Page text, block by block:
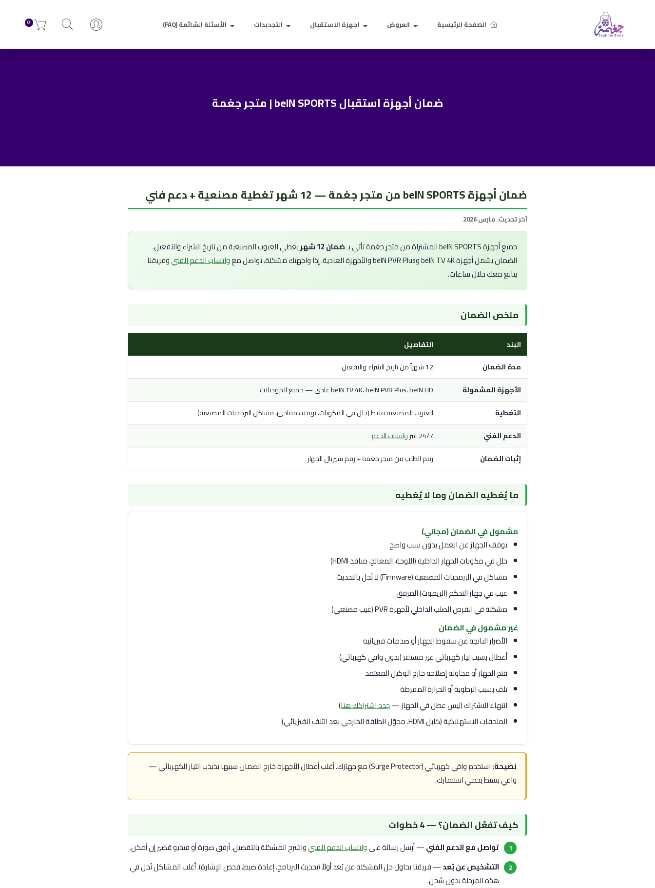
الصفحة الرئيسية العروض اجهزة الاستقبال التجديدات الأسئلة الشائعة (FAQ) 0
ضمان أجهزة استقبال beIN SPORTS | متجر جغمة
ضمان أجهزة beIN SPORTS من متجر جغمة — 12 شهر تغطية مصنعية + دعم فني
آخر تحديث: مارس 2026
جميع أجهزة beIN SPORTS المشتراة من متجر جغمة تأتي بـ ضمان 12 شهر
يغطي العيوب المصنعية من تاريخ الشراء والتفعيل.
الضمان يشمل أجهزة beIN TV 4K وbeIN PVR Plus والأجهزة العادية. إذا واجهتك مشكلة، تواصل مع
واتساب الدعم الفنيوفريقنا
يتابع معك خلال ساعات.
ملخص الضمان
البند
التفاصيل
مدة الضمان
12 شهراً من تاريخ الشراء والتفعيل
الأجهزة المشمولة
beIN TV 4K، beIN PVR Plus، beIN HD عادي — جميع الموديلات
التغطية
العيوب المصنعية فقط (خلل في المكونات، توقف مفاجئ، مشاكل البرمجيات المصنعية)
الدعم الفني
24/7 عبر
واتساب الدعم
إثبات الضمان
رقم الطلب من متجر جغمة + رقم سيريال الجهاز
ما يُغطيه الضمان وما لا يُغطيه
مشمول في الضمان (مجاني)
توقف الجهاز عن العمل بدون سبب واضح
خلل في مكونات الجهاز الداخلية (اللوحة، المعالج، منافذ HDMI)
مشاكل في البرمجيات المصنعية (Firmware) لا تُحل بالتحديث
عيب في جهاز التحكم (الريموت) المرفق
مشكلة في القرص الصلب الداخلي لأجهزة PVR (عيب مصنعي)
غير مشمول في الضمان
الأضرار الناتجة عن سقوط الجهاز أو صدمات فيزيائية
أعطال بسبب تيار كهربائي غير مستقر (بدون واقي كهربائي)
فتح الجهاز أو محاولة إصلاحه خارج الوكيل المعتمد
تلف بسبب الرطوبة أو الحرارة المفرطة
انتهاء الاشتراك (ليس عطل في الجهاز —جدد اشتراكك هنا)
الملحقات الاستهلاكية (كابل HDMI، محوّل الطاقة الخارجي بعد التلف الفيزيائي)
نصيحة:
استخدم واقي كهربائي (Surge Protector) مع جهازك. أغلب أعطال الأجهزة خارج الضمان سببها تذبذب التيار الكهربائي —
واقي بسيط يحمي استثمارك.
كيف تفعّل الضمان؟ — 4 خطوات
تواصل مع الدعم الفني— أرسل رسالة علىواتساب الدعم الفنيواشرح المشكلة بالتفصيل. أرفق صورة أو فيديو قصير إن أمكن.
التشخيص عن بُعد— فريقنا يحاول حل المشكلة عن بُعد أولاً (تحديث البرنامج، إعادة ضبط، فحص الإشارة). أغلب المشاكل تُحل في
هذه المرحلة بدون شحن.